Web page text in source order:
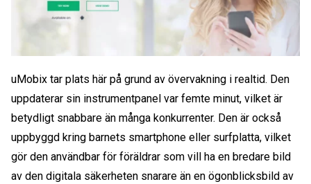
uMobix tar plats här på grund av övervakning i realtid. Den
uppdaterar sin instrumentpanel var femte minut, vilket är
betydligt snabbare än många konkurrenter. Den är också
uppbyggd kring barnets smartphone eller surfplatta, vilket
gör den användbar för föräldrar som vill ha en bredare bild
av den digitala säkerheten snarare än en ögonblicksbild av